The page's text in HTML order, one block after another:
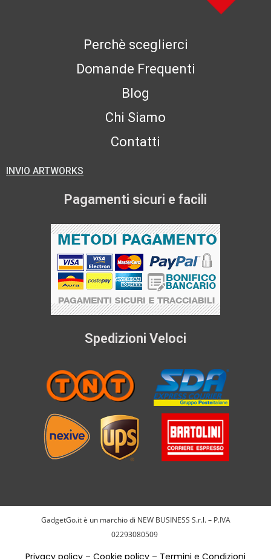
Perchè sceglierci
Domande Frequenti
Blog
Chi Siamo
Contatti
INVIO ARTWORKS
Pagamenti sicuri e facili
Spedizioni Veloci
GadgetGo.it è un marchio di NEW BUSINESS S.r.l. – P.IVA
02293080509
Privacy policy – Cookie policy – Termini e Condizioni